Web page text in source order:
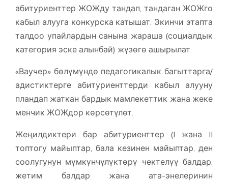
абитуриенттер ЖОЖду тандап, тандаган ЖОЖго
кабыл алууга конкурска катышат. Экинчи этапта
талдоо упайлардын санына жараша (социалдык
категория эске алынбай) жүзөгө ашырылат.
«Ваучер» бөлүмүндө педагогикалык багыттарга/
адистиктерге абитуриенттерди кабыл алууну
пландап жаткан бардык мамлекеттик жана жеке
менчик ЖОЖдор көрсөтүлөт.
Жеңилдиктери бар абитуриенттер (I жана II
топтогу майыптар, бала кезинен майыптар, ден
соолугунун мүмкүнчүлүктөрү чектелүү балдар,
жетим балдар жана ата-энелеринин